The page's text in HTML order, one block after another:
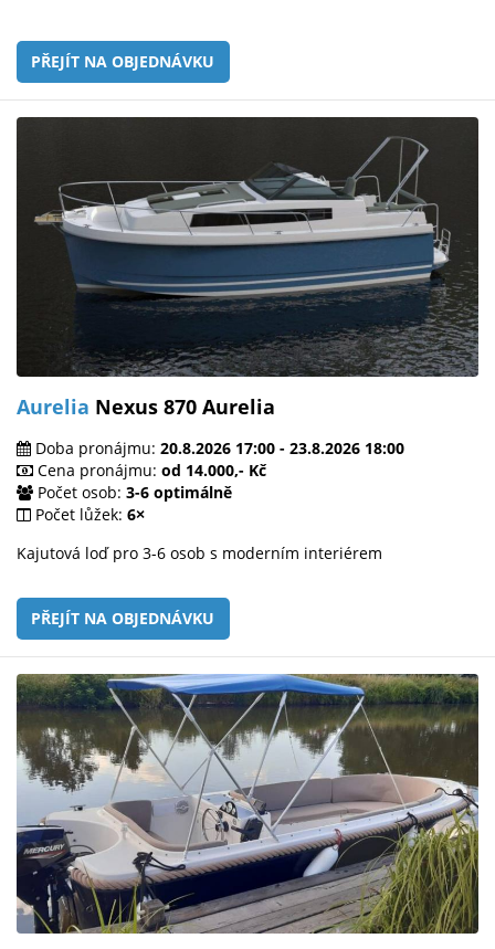
PŘEJÍT NA OBJEDNÁVKU
Aurelia Nexus 870 Aurelia
Doba pronájmu: 20.8.2026 17:00 - 23.8.2026 18:00
Cena pronájmu: od 14.000,- Kč
Počet osob: 3-6 optimálně
Počet lůžek: 6×
Kajutová loď pro 3-6 osob s moderním interiérem
PŘEJÍT NA OBJEDNÁVKU